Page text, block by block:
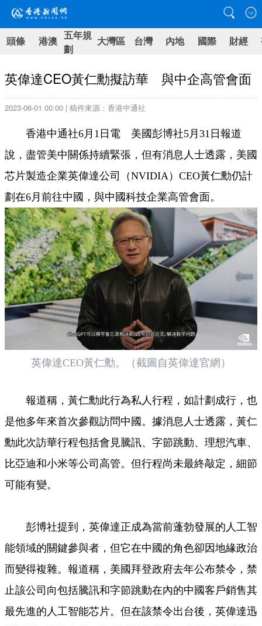
頭條 港澳 五年規
劃
大灣區 台灣 內地 國際 財經
英偉達CEO黃仁勳擬訪華 與中企高管會面
2023-06-01 00:00 | 稿件來源：香港中通社
香港中通社6月1日電 美國彭博社5月31日報道
說，盡管美中關係持續緊張，但有消息人士透露，美國
芯片製造企業英偉達公司（NVIDIA）CEO黃仁勳仍計
劃在6月前往中國，與中國科技企業高管會面。
英偉達CEO黃仁勳。（截圖自英偉達官網）
報道稱，黃仁勳此行為私人行程，如計劃成行，也
是他多年來首次參觀訪問中國。據消息人士透露，黃仁
勳此次訪華行程包括會見騰訊、字節跳動、理想汽車、
比亞迪和小米等公司高管。但行程尚未最終敲定，細節
可能有變。
彭博社提到，英偉達正成為當前蓬勃發展的人工智
能領域的關鍵參與者，但它在中國的角色卻因地緣政治
而變得複雜。報道稱，美國拜登政府去年公布禁令，禁
止該公司向包括騰訊和字節跳動在內的中國客戶銷售其
最先進的人工智能芯片。但在該禁令出台後，英偉達迅